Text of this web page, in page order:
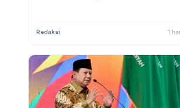
Redaksi 1